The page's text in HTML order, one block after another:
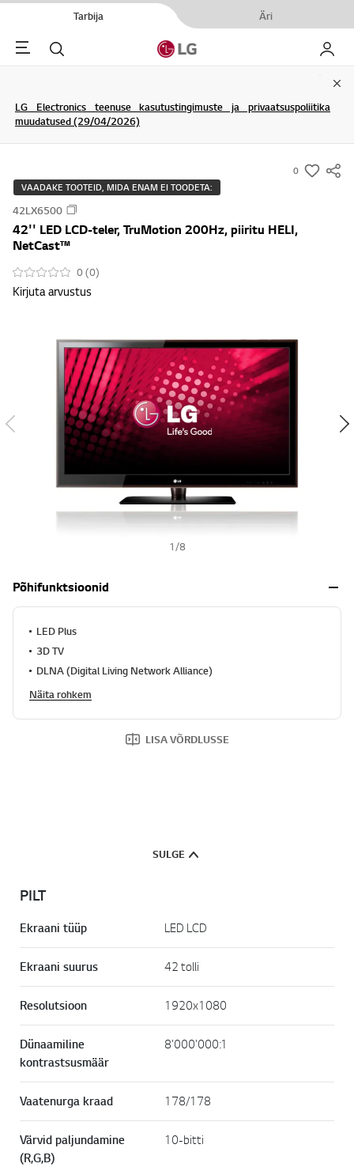
Tarbija Äri
Menu Otsi Minu
LG Electronics teenuse kasutustingimuste ja privaatsuspoliitika
muudatused (29/04/2026)
0
s
VAADAKE TOOTEID, MIDA ENAM EI TOODETA:
42LX6500
42'' LED LCD-teler, TruMotion 200Hz, piiritu HELI,
NetCast™
0 (0)
Kirjuta arvustus
1/8
Põhifunktsioonid
LED Plus
3D TV
DLNA (Digital Living Network Alliance)
Näita rohkem
LISA VÕRDLUSSE
SULGE
PILT
Ekraani tüüp LED LCD
Ekraani suurus 42 tolli
Resolutsioon 1920x1080
Dünaamiline
kontrastsusmäär
8'000'000:1
Vaatenurga kraad 178/178
Värvid paljundamine
(R,G,B)
10-bitti